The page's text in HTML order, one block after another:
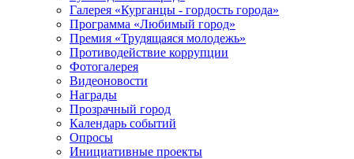
Галерея «Курганцы - гордость города»
Программа «Любимый город»
Премия «Трудящаяся молодежь»
Противодействие коррупции
Фотогалерея
Видеоновости
Награды
Прозрачный город
Календарь событий
Опросы
Инициативные проекты